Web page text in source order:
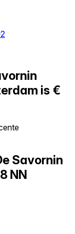
is €
Savornin
NN